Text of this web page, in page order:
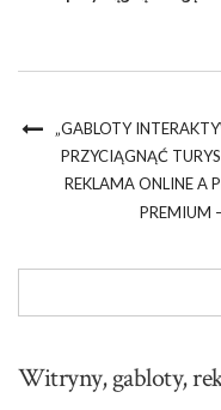
„GABLOTY
PRZYCIĄGNĄĆ
REKLAMA ONLINE A
PREMIUM
Witryny, gabloty,